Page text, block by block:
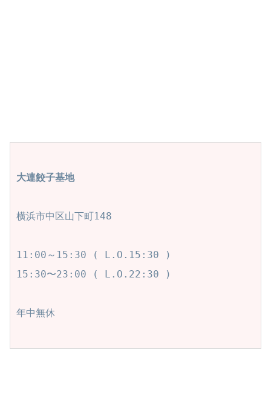
大連餃子基地
横浜市中区山下町148
11:00～15:30 ( L.O.15:30 )
15:30〜23:00 ( L.O.22:30 )
年中無休